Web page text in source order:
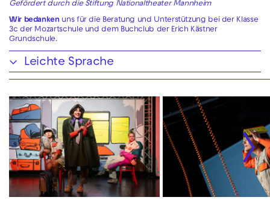
Gefördert durch die Stiftung Nationaltheater Mannheim
Wir bedanken uns für die Beratung und Unterstützung bei der Klasse
3c der Mozartschule und dem Buchclub der Erich Kästner
Grundschule.
Leichte Sprache